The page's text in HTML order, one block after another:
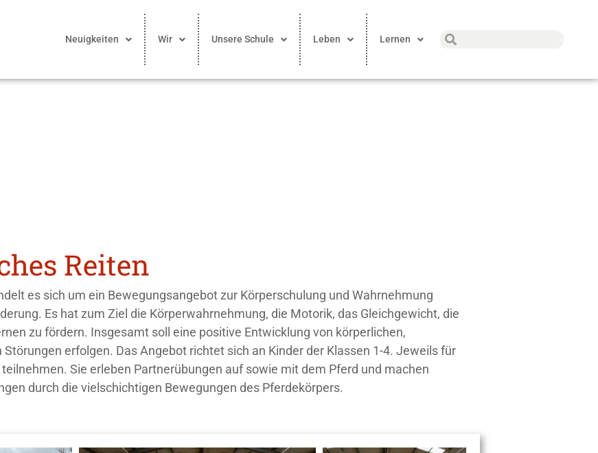
Neuigkeiten Wir Unsere Schule Leben Lernen
Reiten
es sich um ein Bewegungsangebot zur Körperschulung und Wahrnehmung
Es hat zum Ziel die Körperwahrnehmung, die Motorik, das Gleichgewicht, die
zu fördern. Insgesamt soll eine positive Entwicklung von körperlichen,
erfolgen. Das Angebot richtet sich an Kinder der Klassen 1-4. Jeweils für
Sie erleben Partnerübungen auf sowie mit dem Pferd und machen
durch die vielschichtigen Bewegungen des Pferdekörpers.